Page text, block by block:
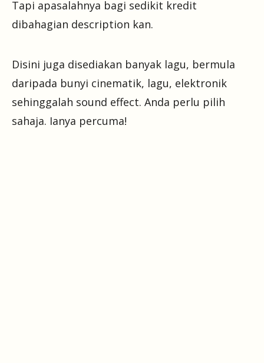
Tapi apasalahnya bagi sedikit kredit
dibahagian description kan.
Disini juga disediakan banyak lagu, bermula
daripada bunyi cinematik, lagu, elektronik
sehinggalah sound effect. Anda perlu pilih
sahaja. Ianya percuma!